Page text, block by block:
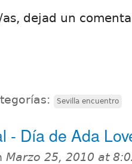
dejad un
Sevilla encuentro
- Día de Ada
Marzo 25, 2010 at